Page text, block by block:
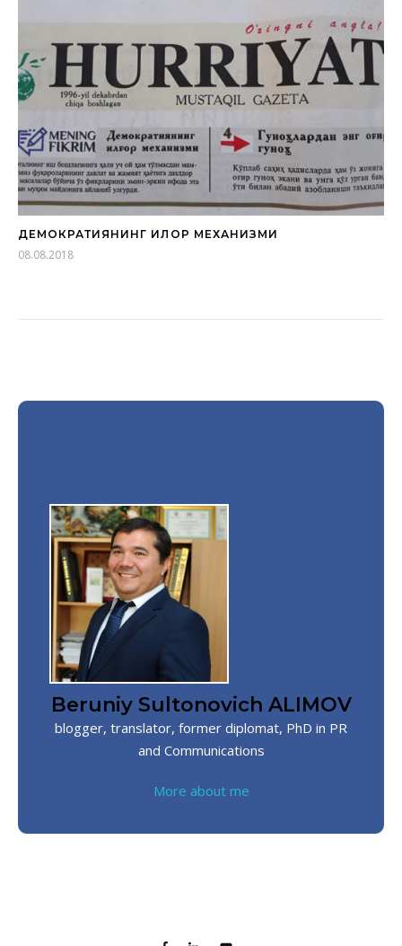
ДЕМОКРАТИЯНИНГ ИЛҒОР МЕХАНИЗМИ
08.08.2018
Beruniy Sultonovich ALIMOV
blogger, translator, former diplomat, PhD in PR
and Communications
More about me